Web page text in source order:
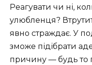
Реагувати чи ні,
улюбленця?
явно страждає. У
зможе підібрати
причину — будь то